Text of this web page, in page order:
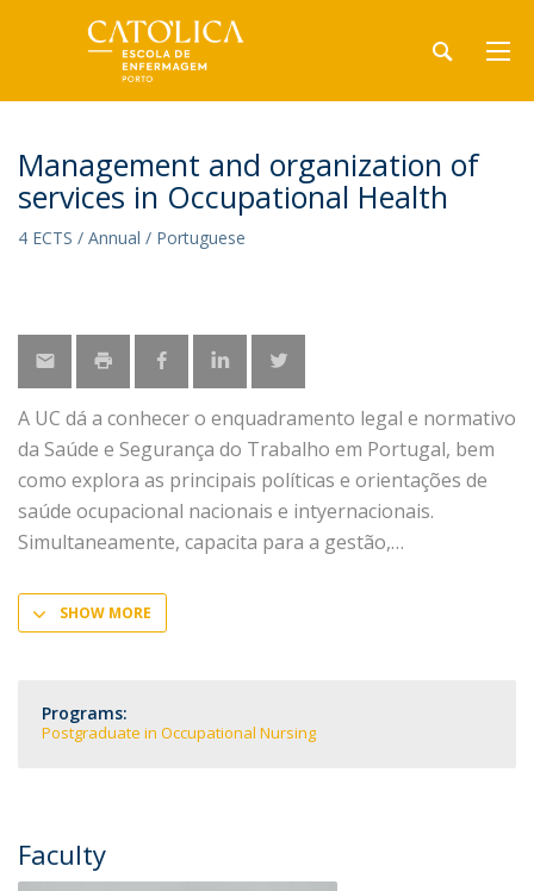
Management and organization of
services in Occupational Health
4 ECTS / Annual / Portuguese
A UC dá a conhecer o enquadramento legal e normativo
da Saúde e Segurança do Trabalho em Portugal, bem
como explora as principais políticas e orientações de
saúde ocupacional nacionais e intyernacionais.
Simultaneamente, capacita para a gestão,
SHOW MORE
Programs:
Postgraduate in Occupational Nursing
Faculty